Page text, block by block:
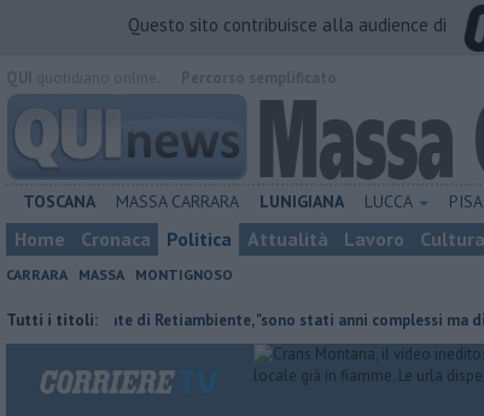
Questo sito contribuisce alla audience di
TOSCANA MASSA CARRARA LUNIGIANA LUCCA PISA
Home Cronaca Politica Attualità Lavoro
CARRARA MASSA MONTIGNOSO
Tutti i titoli:di Retiambiente, "sono stati anni complessi ma di crescita"